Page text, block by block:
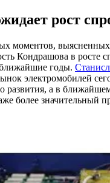
рост
моментов,
Кондрашова в росте
годы.
электромобилей
развития, а в
более значительный